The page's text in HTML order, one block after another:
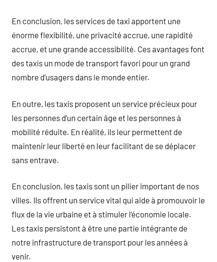
En conclusion, les services de taxi apportent une
énorme flexibilité, une privacité accrue, une rapidité
accrue, et une grande accessibilité. Ces avantages font
des taxis un mode de transport favori pour un grand
nombre d’usagers dans le monde entier.
En outre, les taxis proposent un service précieux pour
les personnes d’un certain âge et les personnes à
mobilité réduite. En réalité, ils leur permettent de
maintenir leur liberté en leur facilitant de se déplacer
sans entrave.
En conclusion, les taxis sont un pilier important de nos
villes. Ils offrent un service vital qui aide à promouvoir le
flux de la vie urbaine et à stimuler l’économie locale.
Les taxis persistont à être une partie intégrante de
notre infrastructure de transport pour les années à
venir.